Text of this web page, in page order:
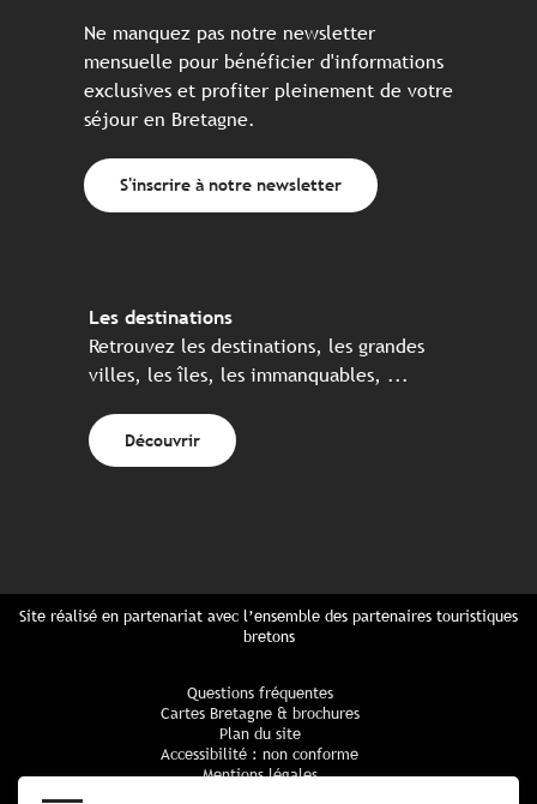
Ne manquez pas notre newsletter
mensuelle pour bénéficier d'informations
exclusives et profiter pleinement de votre
séjour en Bretagne.
S'inscrire à notre newsletter
Les destinations
Retrouvez les destinations, les grandes
villes, les îles, les immanquables, ...
Découvrir
Site réalisé en partenariat avec l’ensemble des partenaires touristiques
bretons
Questions fréquentes
Cartes Bretagne & brochures
Plan du site
Accessibilité : non conforme
Mentions légales